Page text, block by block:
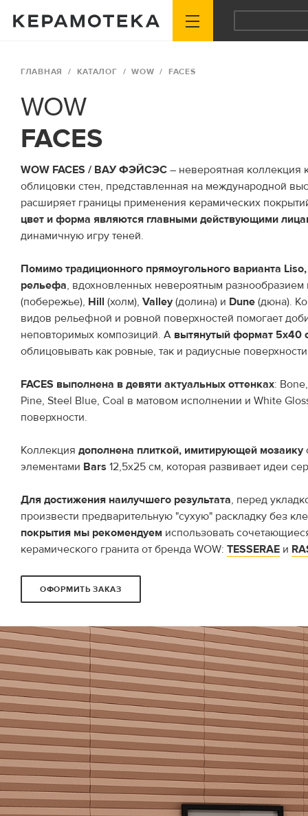
ГЛАВНАЯ КАТАЛОГ WOW FACES
WOW
FACES
WOW FACES / ВАУ ФЭЙСЭС – невероятная коллекция
облицовки стен, представленная на международной
расширяет границы применения керамических
цвет и форма являются главными действующими
динамичную игру теней.
Помимо традиционного прямоугольного варианта
рельефа, вдохновленных невероятным
(побережье), Hill (холм), Valley (долина) и Dune (дюна).
видов рельефной и ровной поверхностей помогает
неповторимых композиций. А вытянутый формат 5х40
облицовывать как ровные, так и радиусные
FACES выполнена в девяти актуальных оттенках:
Pine, Steel Blue, Coal в матовом исполнении и White
поверхности.
Коллекция дополнена плиткой, имитирующей мозаику
элементами Bars 12,5x25 см, которая развивает идеи
Для достижения наилучшего результата, перед
произвести предварительную "сухую" раскладку без
покрытия мы рекомендуем использовать
керамического гранита от бренда WOW: TESSERAE и
ОФОРМИТЬ ЗАКАЗ